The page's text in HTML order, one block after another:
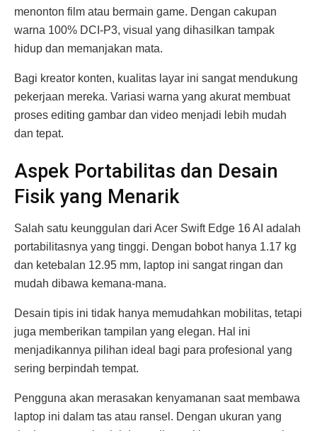
menonton film atau bermain game. Dengan cakupan
warna 100% DCI-P3, visual yang dihasilkan tampak
hidup dan memanjakan mata.
Bagi kreator konten, kualitas layar ini sangat mendukung
pekerjaan mereka. Variasi warna yang akurat membuat
proses editing gambar dan video menjadi lebih mudah
dan tepat.
Aspek Portabilitas dan Desain
Fisik yang Menarik
Salah satu keunggulan dari Acer Swift Edge 16 AI adalah
portabilitasnya yang tinggi. Dengan bobot hanya 1.17 kg
dan ketebalan 12.95 mm, laptop ini sangat ringan dan
mudah dibawa kemana-mana.
Desain tipis ini tidak hanya memudahkan mobilitas, tetapi
juga memberikan tampilan yang elegan. Hal ini
menjadikannya pilihan ideal bagi para profesional yang
sering berpindah tempat.
Pengguna akan merasakan kenyamanan saat membawa
laptop ini dalam tas atau ransel. Dengan ukuran yang